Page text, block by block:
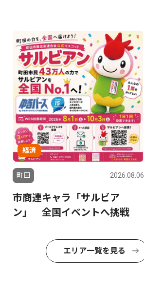
経済
町田 2026.08.06
市商連キャラ「サルビア
ン」 全国イベントへ挑戦
エリア一覧を見る